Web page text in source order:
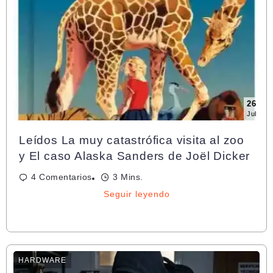
26
Jul
Leídos La muy catastrófica visita al zoo
y El caso Alaska Sanders de Joël Dicker
4 Comentarios 3 Mins.
Seguir leyendo
HARDWARE